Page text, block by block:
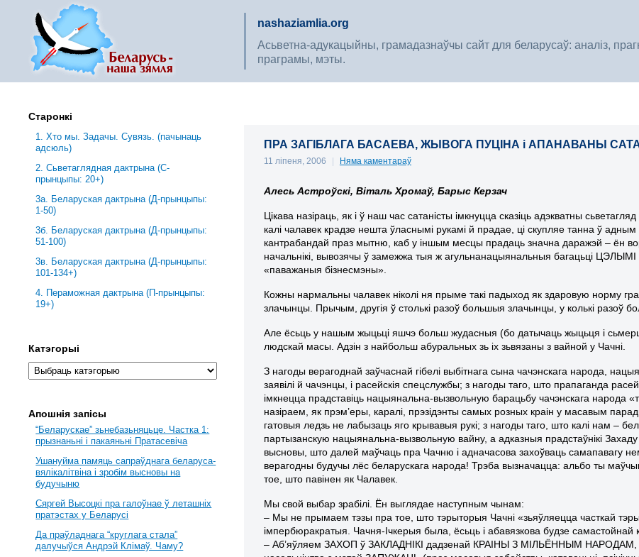
nashaziamlia.org
Асьветна-адукацыйны, грамадазнаўчы сайт для беларусаў: аналіз,
праграмы, мэты.
ПРА ЗАГІБЛАГА БАСАЕВА, ЖЫВОГА ПУЦІНА і АПАНАВАНЫ
11 ліпеня, 2006 | Няма каментараў
Алесь Астроўскі, Віталь Хромаў, Барыс Керзач
Цікава назіраць, як і ў наш час сатаністы імкнуцца сказіць адэкватны
калі чалавек крадзе нешта ўласнымі рукамі й прадае, ці скупляе танна ў
кантрабандай праз мытню, каб у іншым месцы прадаць значна даражэй – ён
начальнікі, вывозячы ў замежжа тыя ж агульнанацыянальныя багацьці
«паважаныя бізнесмэны».
Кожны нармальны чалавек ніколі ня прыме такі падыход як здаровую норму
злачынцы. Прычым, другія ў столькі разоў большыя злачынцы, у колькі разоў
Але ёсьць у нашым жыцьці яшчэ больш жудасныя (бо датычаць жыцьця і
людскай масы. Адзін з найбольш абуральных зь іх зьвязаны з вайной у Чачні.
З нагоды верагоднай заўчаснай гібелі выбітнага сына чачэнскага народа,
заявілі й чачэнцы, і расейскія спецслужбы; з нагоды таго, што прапаганда
імкнецца прадставіць нацыянальна-вызвольную барацьбу чачэнскага народа
назіраем, як прэм’еры, каралі, прэзідэнты самых розных краін у масавым
гатовыя ледзь не лабызаць яго крывавыя рукі; з нагоды таго, што калі нам –
партызанскую нацыянальна-вызвольную вайну, а адказныя прадстаўнікі
высновы, што далей маўчаць пра Чачню і адначасова захоўваць самапавагу
верагодны будучы лёс беларускага народа! Трэба вызначацца: альбо ты
тое, што павінен як Чалавек.
Мы свой выбар зрабілі. Ён выглядае наступным чынам:
– Мы не прымаем тэзы пра тое, што тэрыторыя Чачні «зьяўляецца часткай
імпербюракратыя. Чачня-Ічкерыя была, ёсьць і абавязкова будзе самастойнай
– Аб’яўляем ЗАХОП ў ЗАКЛАДНІКІ дадзенай КРАІНЫ З МІЛЬЁННЫМ НАРОДАМ, а
Старонкі
1. Хто мы. Задачы. Сувязь. (пачынаць
адсюль)
2. Сьветаглядная дактрына (С-
прынцыпы: 20+)
3a. Беларуская дактрына (Д-прынцыпы:
1-50)
3б. Беларуская дактрына (Д-прынцыпы:
51-100)
3в. Беларуская дактрына (Д-прынцыпы:
101-134+)
4. Пераможная дактрына (П-прынцыпы:
19+)
Катэгорыі
Апошнія запісы
“Беларускае” зьнебазьняцьце. Частка 1:
прызнаньні і пакаяньні Пратасевіча
Ушануйма памяць сапраўднага беларуса-
вялікалітвіна і зробім высновы на
будучыню
Сяргей Высоцкі пра галоўнае ў леташніх
пратэстах у Беларусі
Да праўладнага “круглага стала”
далучыўся Андрэй Клімаў. Чаму?